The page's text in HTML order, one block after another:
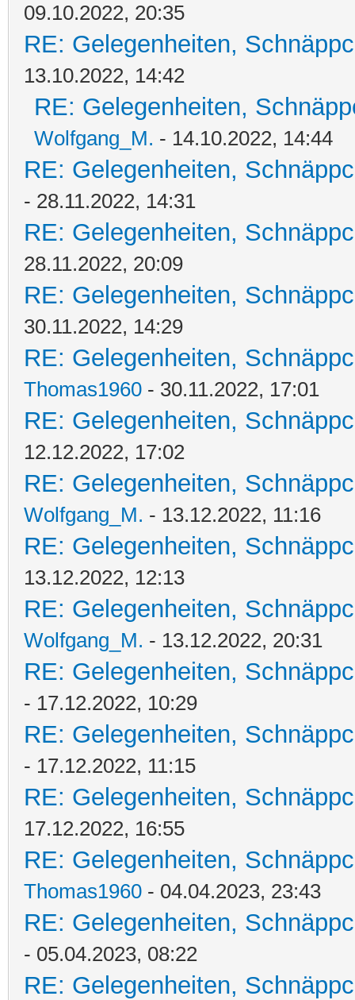
09.10.2022, 20:35
RE: Gelegenheiten,
13.10.2022, 14:42
RE: Gelegenheiten,
Wolfgang_M. - 14.10.2022, 14:44
RE: Gelegenheiten,
- 28.11.2022, 14:31
RE: Gelegenheiten,
28.11.2022, 20:09
RE: Gelegenheiten,
30.11.2022, 14:29
RE: Gelegenheiten,
Thomas1960 - 30.11.2022, 17:01
RE: Gelegenheiten,
12.12.2022, 17:02
RE: Gelegenheiten,
Wolfgang_M. - 13.12.2022, 11:16
RE: Gelegenheiten,
13.12.2022, 12:13
RE: Gelegenheiten,
Wolfgang_M. - 13.12.2022, 20:31
RE: Gelegenheiten,
- 17.12.2022, 10:29
RE: Gelegenheiten,
- 17.12.2022, 11:15
RE: Gelegenheiten,
17.12.2022, 16:55
RE: Gelegenheiten,
Thomas1960 - 04.04.2023, 23:43
RE: Gelegenheiten,
- 05.04.2023, 08:22
RE: Gelegenheiten,